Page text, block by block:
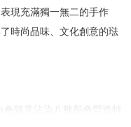
現充滿獨一無二的手作
時尚品味、文化創意的琺
隨意沾染八種顏色營造特